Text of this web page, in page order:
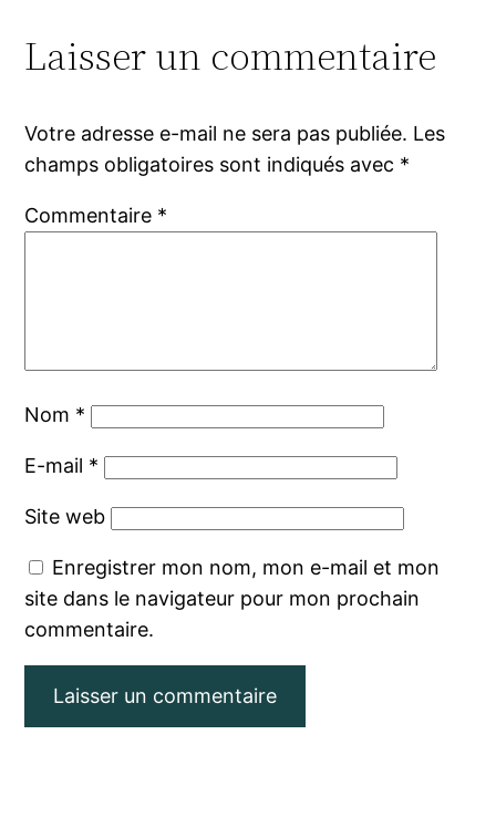
Laisser un commentaire
Votre adresse e-mail ne sera pas publiée. Les
champs obligatoires sont indiqués avec *
Commentaire *
Nom *
E-mail *
Site web
Enregistrer mon nom, mon e-mail et mon
site dans le navigateur pour mon prochain
commentaire.